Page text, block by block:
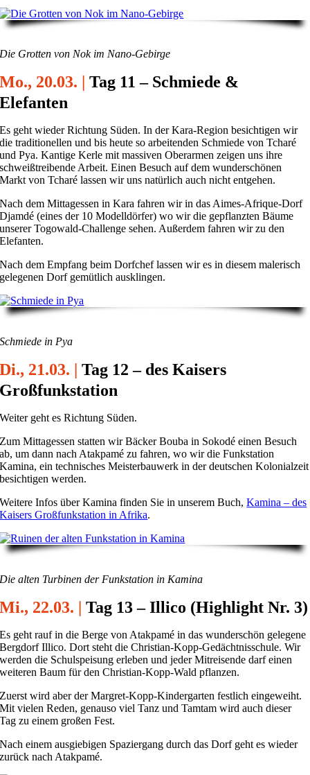
Die Grotten von Nok im Nano-Gebirge
Mo., 20.03. |
Tag 11 – Schmiede &
Elefanten
Es geht wieder Richtung Süden. In der Kara-Region besichtigen wir
die traditionellen und bis heute so arbeitenden Schmiede von Tcharé
und Pya. Kantige Kerle mit massiven Oberarmen zeigen uns ihre
schweißtreibende Arbeit. Einen Besuch auf dem wunderschönen
Markt von Tcharé lassen wir uns natürlich auch nicht entgehen.
Nach dem Mittagessen in Kara fahren wir in das Aimes-Afrique-Dorf
Djamdé (eines der 10 Modelldörfer) wo wir die gepflanzten Bäume
unserer Togowald-Challenge sehen. Außerdem fahren wir zu den
Elefanten.
Nach dem Empfang beim Dorfchef lassen wir es in diesem malerisch
gelegenen Dorf gemütlich ausklingen.
Schmiede in Pya
Di., 21.03. |
Tag 12 – des Kaisers
Großfunkstation
Weiter geht es Richtung Süden.
Zum Mittagessen statten wir Bäcker Bouba in Sokodé einen Besuch
ab, um dann nach Atakpamé zu fahren, wo wir die Funkstation
Kamina, ein technisches Meisterbauwerk in der deutschen Kolonialzeit
besichtigen werden.
Weitere Infos über Kamina finden Sie in unserem Buch,Kamina – des
Kaisers Großfunkstation in Afrika.
Die alten Turbinen der Funkstation in Kamina
Mi., 22.03. | Tag 13 – Illico (Highlight Nr. 3)
Es geht rauf in die Berge von Atakpamé in das wunderschön gelegene
Bergdorf Illico. Dort steht die Christian-Kopp-Gedächtnisschule. Wir
werden die Schulspeisung erleben und jeder Mitreisende darf einen
weiteren Baum für den Christian-Kopp-Wald pflanzen.
Zuerst wird aber der Margret-Kopp-Kindergarten festlich eingeweiht.
Mit vielen Reden, genauso viel Tanz und Tamtam wird auch dieser
Tag zu einem großen Fest.
Nach einem ausgiebigen Spaziergang durch das Dorf geht es wieder
zurück nach Atakpamé.